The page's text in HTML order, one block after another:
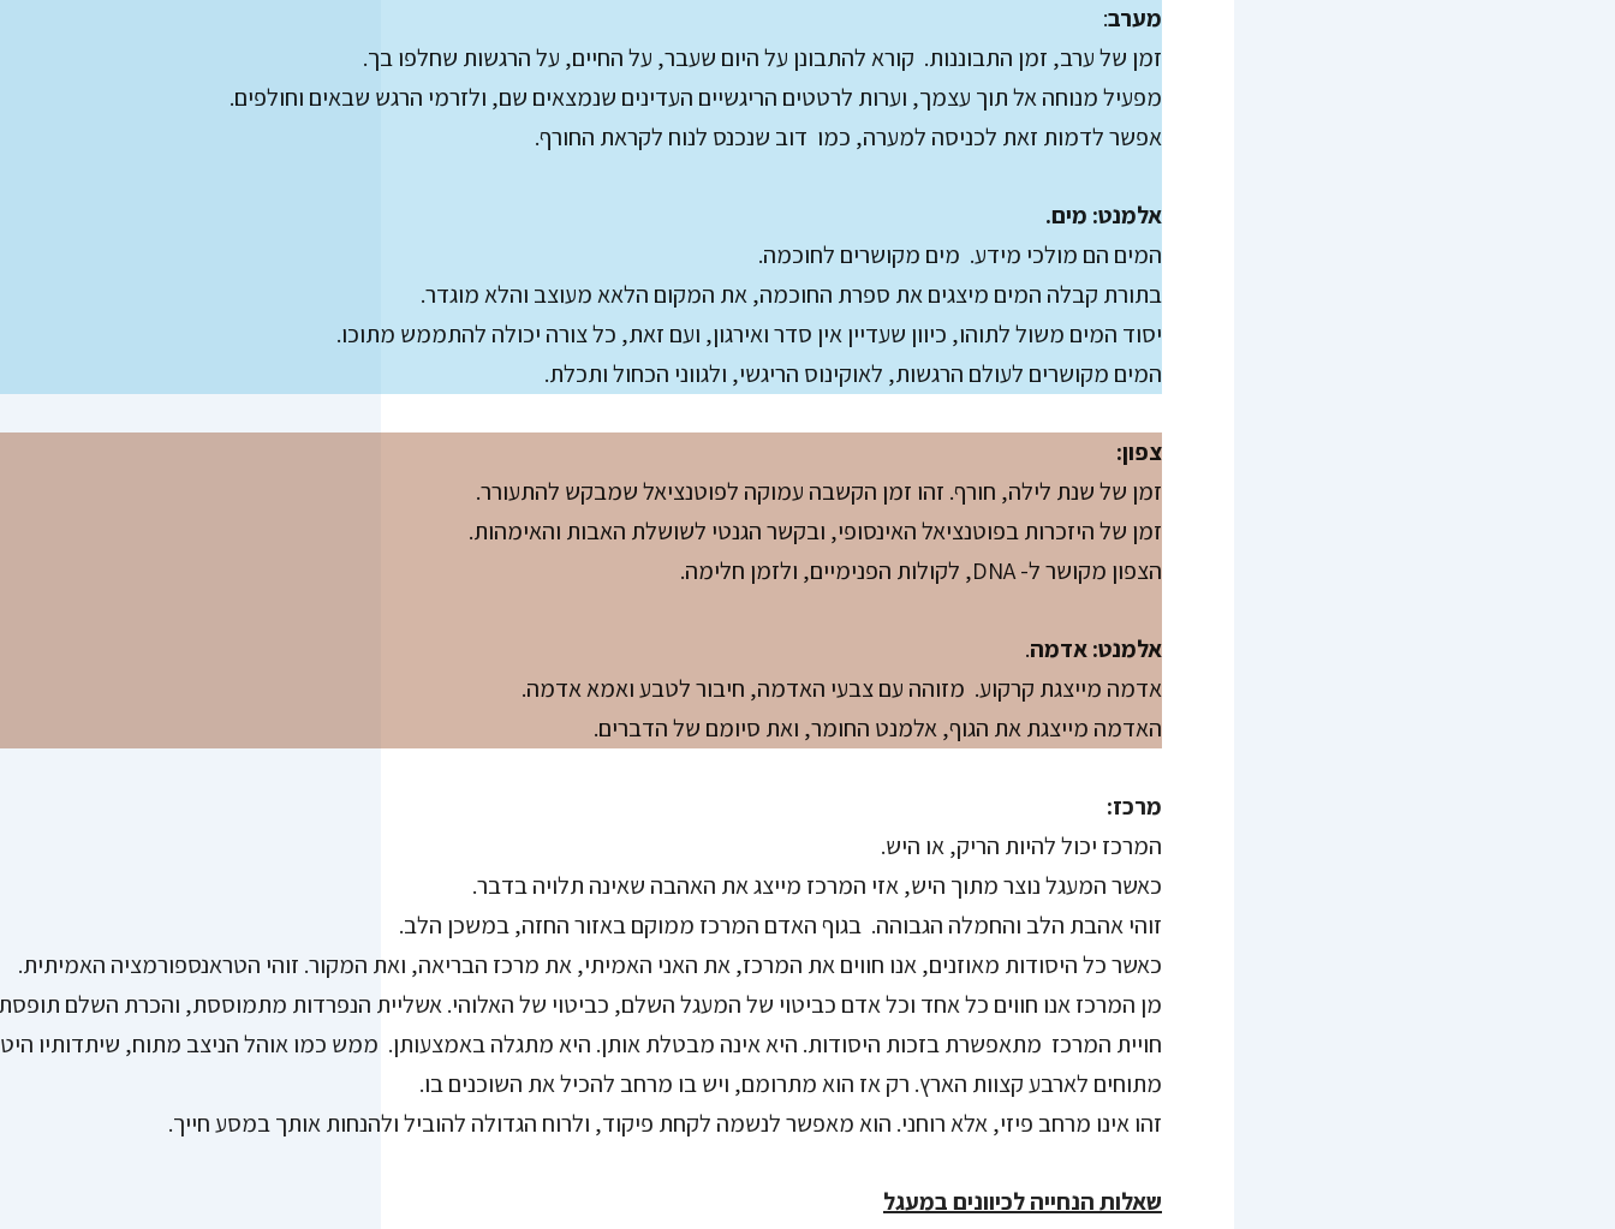
מערב:
זמן של ערב, זמן התבוננות. קורא להתבונן על היום שעבר, על החיים, על הרגשות שחלפו בך.
מפעיל מנוחה אל תוך עצמך, וערות לרטטים הריגשיים העדינים שנמצאים שם, ולזרמי הרגש שבאים וחולפים.
אפשר לדמות זאת לכניסה למערה, כמו דוב שנכנס לנוח לקראת החורף.
אלמנט: מים.
המים הם מולכי מידע. מים מקושרים לחוכמה.
בתורת קבלה המים מיצגים את ספרת החוכמה, את המקום הלאא מעוצב והלא מוגדר.
יסוד המים משול לתוהו, כיוון שעדיין אין סדר ואירגון, ועם זאת, כל צורה יכולה להתממש מתוכו.
המים מקושרים לעולם הרגשות, לאוקינוס הריגשי, ולגווני הכחול ותכלת.
צפון:
זמן של שנת לילה, חורף. זהו זמן הקשבה עמוקה לפוטנציאל שמבקש להתעורר.
זמן של היזכרות בפוטנציאל האינסופי, ובקשר הגנטי לשושלת האבות והאימהות.
הצפון מקושר ל- DNA, לקולות הפנימיים, ולזמן חלימה.
אלמנט: אדמה.
אדמה מייצגת קרקוע. מזוהה עם צבעי האדמה, חיבור לטבע ואמא אדמה.
האדמה מייצגת את הגוף, אלמנט החומר, ואת סיומם של הדברים.
מרכז:
המרכז יכול להיות הריק, או היש.
כאשר המעגל נוצר מתוך היש, אזי המרכז מייצג את האהבה שאינה תלויה בדבר.
זוהי אהבת הלב והחמלה הגבוהה. בגוף האדם המרכז ממוקם באזור החזה, במשכן הלב.
כאשר כל היסודות מאוזנים, אנו חווים את המרכז, את האני האמיתי, את מרכז הבריאה, ואת המקור. זוהי הטראנספורמציה האמיתית.
מן המרכז אנו חווים כל אחד וכל אדם כביטוי של המעגל השלם, כביטוי של האלוהי. אשליית הנפרדות מתמוססת, והכרת השלם
חויית המרכז מתאפשרת בזכות היסודות. היא אינה מבטלת אותן. היא מתגלה באמצעותן. ממש כמו אוהל הניצב מתוח, שיתדותיו
מתוחים לארבע קצוות הארץ. רק אז הוא מתרומם, ויש בו מרחב להכיל את השוכנים בו.
זהו אינו מרחב פיזי, אלא רוחני. הוא מאפשר לנשמה לקחת פיקוד, ולרוח הגדולה להוביל ולהנחות אותך במסע חייך.
שאלות הנחייה לכיוונים במעגל